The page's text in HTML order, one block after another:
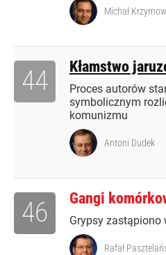
Michał
Kłamstwo
Proces autorów
symbolicznym
komunizmu
44
Antoni Dudek
Gangi
Grypsy zastąpiono
46
Rafał